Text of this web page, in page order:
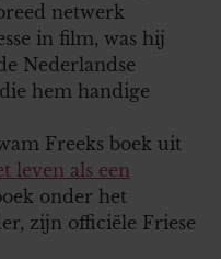
netwerk
in film, was hij
Nederlandse
hem handige
Freeks boek uit
leven als een
onder het
zijn officiële Friese